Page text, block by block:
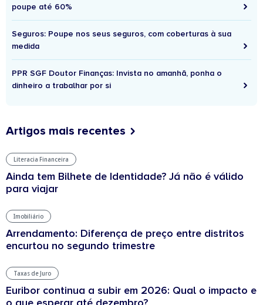
poupe até 60%
Seguros: Poupe nos seus seguros, com coberturas à sua
medida
PPR SGF Doutor Finanças: Invista no amanhã, ponha o
dinheiro a trabalhar por si
Artigos mais recentes
Literacia Financeira
Ainda tem Bilhete de Identidade? Já não é válido
para viajar
Imobiliário
Arrendamento: Diferença de preço entre distritos
encurtou no segundo trimestre
Taxas de Juro
Euribor continua a subir em 2026: Qual o impacto e